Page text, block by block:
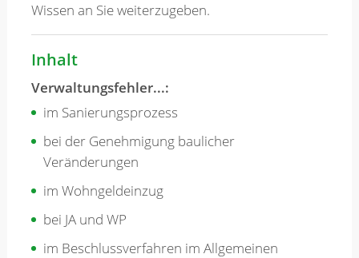
Wissen an Sie weiterzugeben.
Inhalt
Verwaltungsfehler...:
im Sanierungsprozess
bei der Genehmigung baulicher
Veränderungen
im Wohngeldeinzug
bei JA und WP
im Beschlussverfahren im Allgemeinen